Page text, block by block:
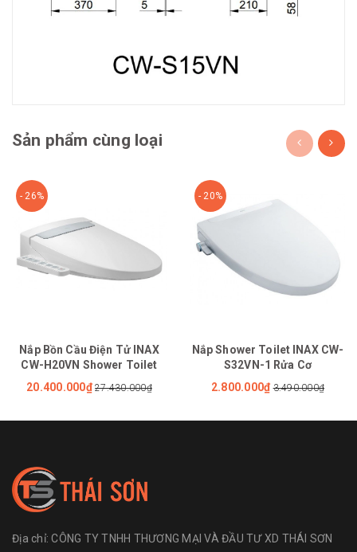
Sản phẩm cùng loại
- 26%
Nắp Bồn Cầu Điện Tử INAX
CW-H20VN Shower Toilet
20.400.000₫ 27.430.000₫
- 20%
Nắp Shower Toilet INAX CW-
S32VN-1 Rửa Cơ
2.800.000₫ 3.490.000₫
Địa chỉ:CÔNG TY TNHH THƯƠNG MẠI VÀ ĐẦU TƯ XD THÁI SƠN